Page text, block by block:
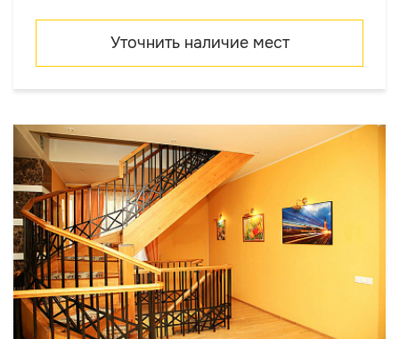
Уточнить наличие мест